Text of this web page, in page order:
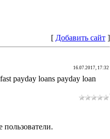
[ Добавить сайт]
16.07.2017, 17:32
payday loans payday loan
пользователи.